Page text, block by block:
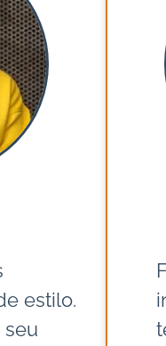
estilo.
seu